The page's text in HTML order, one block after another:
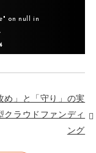
on null in
め」と「守り」の実
クラウドファンディ
ング